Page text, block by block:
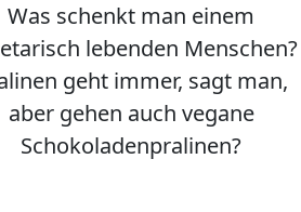
Was schenkt man einem
lebenden Menschen?
geht immer, sagt man,
aber gehen auch vegane
Schokoladenpralinen?